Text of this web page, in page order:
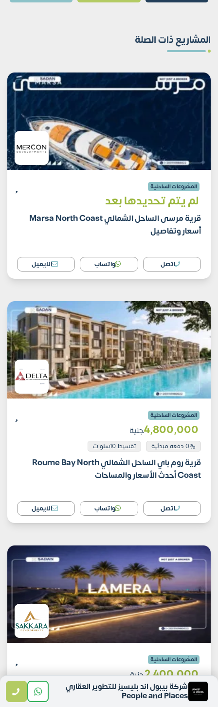
المشاريع ذات الصلة
المشروعات الساحلية
لم يتم تحديدها بعد
قرية مرسى الساحل الشمالي Marsa North Coast
أسعار وتفاصيل
اتصل واتساب الايميل
المشروعات الساحلية
4٬800٬000جنية
0% دفعة مبدئية تقسيط 10سنوات
قرية روم باي الساحل الشمالي Roume Bay North
Coast أحدث الأسعار والمساحات
اتصل واتساب الايميل
المشروعات الساحلية
2٬400٬000جنية
20% دفعة مبدئية تقسيط 5
شركة بيبول اند بليسيز للتطوير العقاري
People and Places